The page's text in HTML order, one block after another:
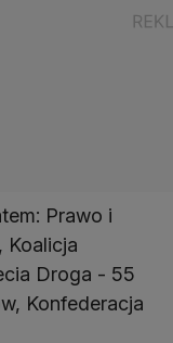
Prawo i
Koalicja
Droga - 55
Konfederacja